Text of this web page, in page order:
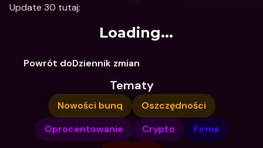
Update 30 tutaj:
Loading...
Powrót doDziennik zmian
Tematy
Nowości bunq
Oszczędności
Oprocentowanie
Crypto
Firma